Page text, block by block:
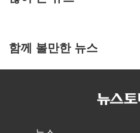
함께 볼만한 뉴스